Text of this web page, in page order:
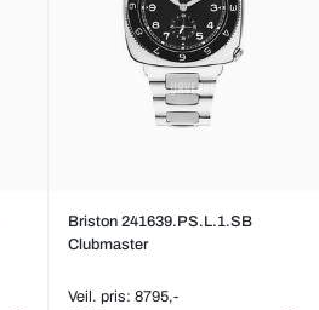
Briston 241639.PS.L.1.SB
Clubmaster
Veil. pris: 8795,-